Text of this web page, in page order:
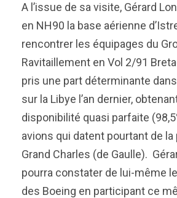
A l’issue de sa visite, Gérard
en NH90 la base aérienne
rencontrer les équipages du
Ravitaillement en Vol 2/91
pris une part déterminante
sur la Libye l’an dernier,
disponibilité quasi parfaite
avions qui datent pourtant de
Grand Charles (de Gaulle).
pourra constater de lui-même
des Boeing en participant ce